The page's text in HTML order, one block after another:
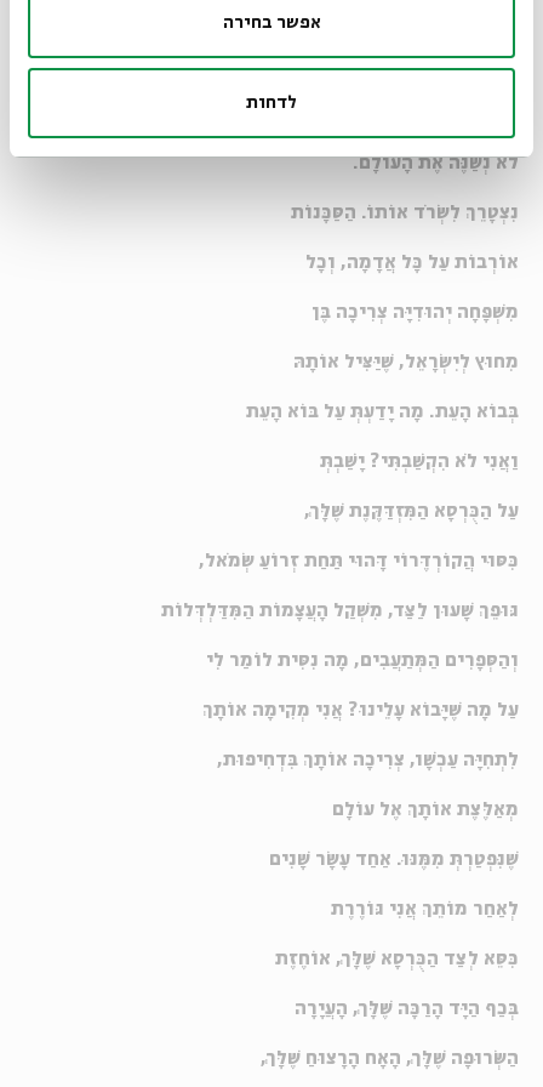
אפשר בחירה
לדחות
שלושה מכתבים לסבתא רבקה אחרי השבעה באוקטובר
לֹא נְשַׁנֶּה אֶת הָעוֹלָם.
נִצְטָרֵךְ לִשְׂרֹד אוֹתוֹ. הַסַּכָּנוֹת
אוֹרְבוֹת עַל כָּל אֲדָמָה, וְכָל
מִשְׁפָּחָה יְהוּדִיָּה צְרִיכָה בֶּן
מִחוּץ לְיִשְׂרָאֵל, שֶׁיַּצִּיל אוֹתָהּ
בְּבוֹא הָעֵת. מָה יָדַעְתְּ עַל בּוֹא הָעֵת
וַאֲנִי לֹא הִקְשַׁבְתִּי? יָשַׁבְתְּ
עַל הַכֻּרְסָא הַמִּזְדַּקֶּנֶת שֶׁלָּךְ,
כִּסּוּי הֲקוֹרְדֶּרוֹי דָּהוּי תַּחַת זְרוֹעַ שְׂמֹאל,
גּוּפֵךְ שָׁעוּן לַצַּד, מִשְׁקַל הָעֲצָמוֹת הַמִּדַּלְדְּלוֹת
וְהַסְּפָרִים הַמְּתַעֲבִים, מָה נִסִּית לוֹמַר לִי
עַל מָה שֶׁיָּבוֹא עָלֵינוּ? אֲנִי מְקִימָה אוֹתָךְ
לִתְחִיָּה עַכְשָׁו, צְרִיכָה אוֹתָךְ בִּדְחִיפוּת,
מְאַלֶּצֶת אוֹתָךְ אֶל עוֹלָם
שֶׁנִּפְטַרְתְּ מִמֶּנּוּ. אַחַד עָשָׂר שָׁנִים
לְאַחַר מוֹתֵךְ אֲנִי גּוֹרֶרֶת
כִּסֵּא לְצַד הַכֻּרְסָא שֶׁלָּךְ, אוֹחֶזֶת
בְּכַף הַיָּד הָרַכָּה שֶׁלָּךְ, הָעֲיָרָה
הַשְּׂרוּפָה שֶׁלָּךְ, הָאָח הָרָצוּחַ שֶׁלָּךְ,